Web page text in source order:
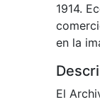
1914.
en la
El